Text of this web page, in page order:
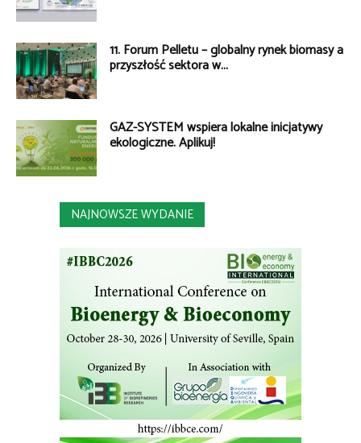
11. Forum Pelletu – globalny rynek biomasy a
przyszłość sektora w...
GAZ-SYSTEM wspiera lokalne inicjatywy
ekologiczne. Aplikuj!
NAJNOWSZE WYDANIE